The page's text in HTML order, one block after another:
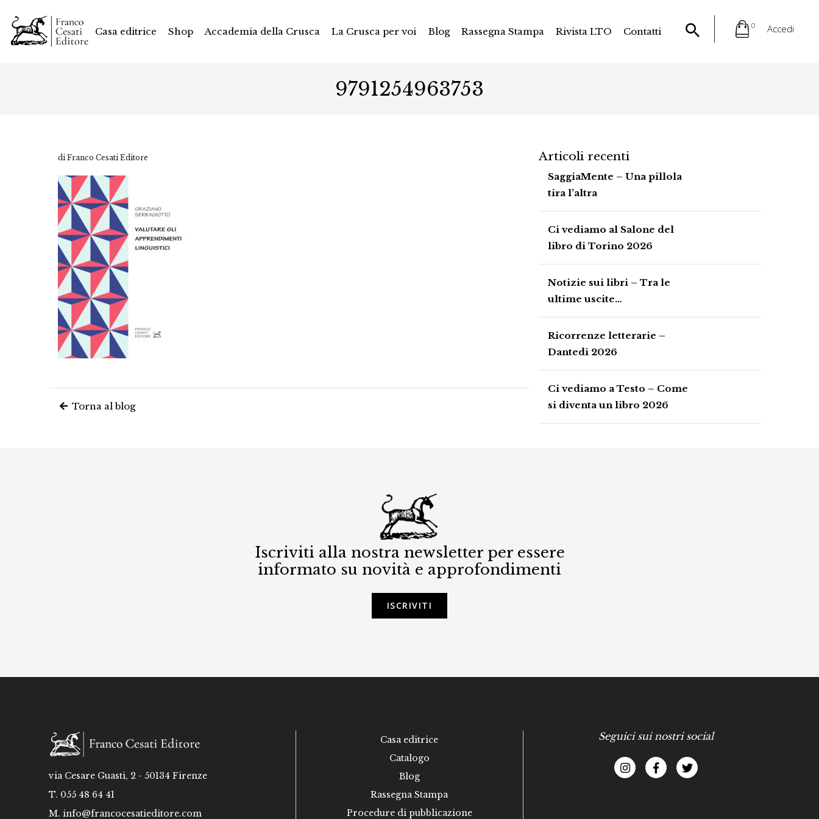
Casa editrice Shop Accademia della Crusca La Crusca per voi Blog Rassegna Stampa Rivista LTO Contatti
0 Accedi
9791254963753
di Franco Cesati Editore
Torna al blog
Articoli recenti
SaggiaMente – Una pillola
tira l’altra
Ci vediamo al Salone del
libro di Torino 2026
Notizie sui libri – Tra le
ultime uscite…
Ricorrenze letterarie –
Dantedì 2026
Ci vediamo a Testo – Come
si diventa un libro 2026
Iscriviti alla nostra newsletter per essere
informato su novità e approfondimenti
ISCRIVITI
via Cesare Guasti, 2 - 50134 Firenze
T. 055 48 64 41
M. info@francocesatieditore.com
Casa editrice
Catalogo
Blog
Rassegna Stampa
Procedure di pubblicazione
Seguici sui nostri social